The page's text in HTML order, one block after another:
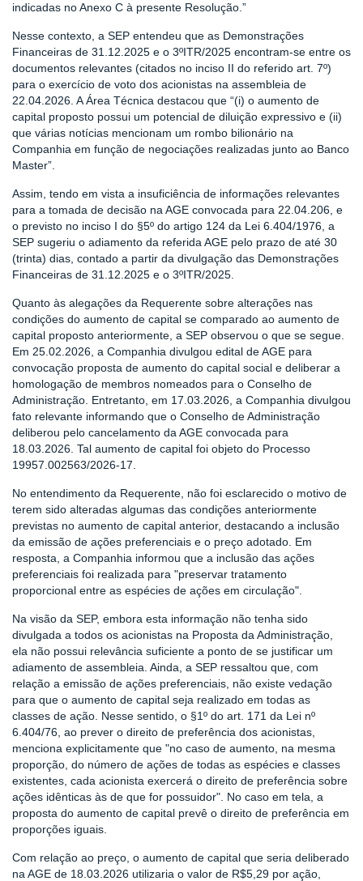
indicadas no Anexo C à presente Resolução.”
Nesse contexto, a SEP entendeu que as Demonstrações
Financeiras de 31.12.2025 e o 3ºITR/2025 encontram-se entre os
documentos relevantes (citados no inciso II do referido art. 7º)
para o exercício de voto dos acionistas na assembleia de
22.04.2026. A Área Técnica destacou que “(i) o aumento de
capital proposto possui um potencial de diluição expressivo e (ii)
que várias notícias mencionam um rombo bilionário na
Companhia em função de negociações realizadas junto ao Banco
Master”.
Assim, tendo em vista a insuficiência de informações relevantes
para a tomada de decisão na AGE convocada para 22.04.206, e
o previsto no inciso I do §5º do artigo 124 da Lei 6.404/1976, a
SEP sugeriu o adiamento da referida AGE pelo prazo de até 30
(trinta) dias, contado a partir da divulgação das Demonstrações
Financeiras de 31.12.2025 e o 3ºITR/2025.
Quanto às alegações da Requerente sobre alterações nas
condições do aumento de capital se comparado ao aumento de
capital proposto anteriormente, a SEP observou o que se segue.
Em 25.02.2026, a Companhia divulgou edital de AGE para
convocação proposta de aumento do capital social e deliberar a
homologação de membros nomeados para o Conselho de
Administração. Entretanto, em 17.03.2026, a Companhia divulgou
fato relevante informando que o Conselho de Administração
deliberou pelo cancelamento da AGE convocada para
18.03.2026. Tal aumento de capital foi objeto do Processo
19957.002563/2026-17.
No entendimento da Requerente, não foi esclarecido o motivo de
terem sido alteradas algumas das condições anteriormente
previstas no aumento de capital anterior, destacando a inclusão
da emissão de ações preferenciais e o preço adotado. Em
resposta, a Companhia informou que a inclusão das ações
preferenciais foi realizada para "preservar tratamento
proporcional entre as espécies de ações em circulação".
Na visão da SEP, embora esta informação não tenha sido
divulgada a todos os acionistas na Proposta da Administração,
ela não possui relevância suficiente a ponto de se justificar um
adiamento de assembleia. Ainda, a SEP ressaltou que, com
relação a emissão de ações preferenciais, não existe vedação
para que o aumento de capital seja realizado em todas as
classes de ação. Nesse sentido, o §1º do art. 171 da Lei nº
6.404/76, ao prever o direito de preferência dos acionistas,
menciona explicitamente que "no caso de aumento, na mesma
proporção, do número de ações de todas as espécies e classes
existentes, cada acionista exercerá o direito de preferência sobre
ações idênticas às de que for possuidor". No caso em tela, a
proposta do aumento de capital prevê o direito de preferência em
proporções iguais.
Com relação ao preço, o aumento de capital que seria deliberado
na AGE de 18.03.2026 utilizaria o valor de R$5,29 por ação,